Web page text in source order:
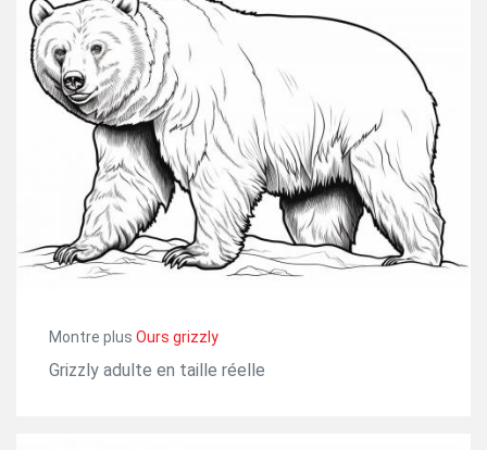
Montre plus Ours grizzly
Grizzly adulte en taille réelle